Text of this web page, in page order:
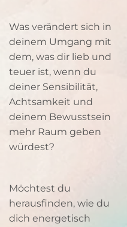
Was verändert sich in
deinem Umgang mit
dem, was dir lieb und
teuer ist, wenn du
deiner Sensibilität,
Achtsamkeit und
deinem Bewusstsein
mehr Raum geben
würdest?
Möchtest du
herausfinden, wie du
dich energetisch